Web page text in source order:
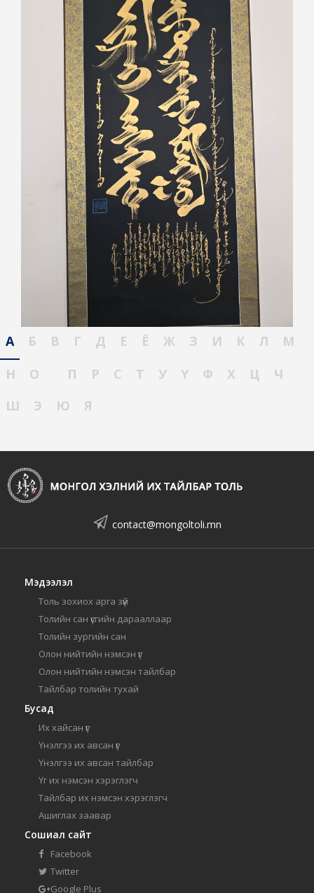
А Б В Г Д Е Ё Ж З И К Л
М
Н
О П Р С Т У Ү Ф Х Ц
Ч
Ш
Э Ю Я
contact@mongoltoli.mn
Мэдээлэл
Толь зохиох арга зүй
Толийн сан үсгийн дарааллаар
Толийн зургийн сан
Олон нийтийн нэмсэн үг
Олон нийтийн нэмсэн тайлбар
Тайлбар толийн тухай
Бусад
Их хайсан үг
Үнэлгээ их авсан үг
Үнэлгээ их авсан тайлбар
Үг их нэмсэн хэрэглэгч
Тайлбар их нэмсэн хэрэглэгч
Ашиглах заавар
Сошиал сайт
Facebook
Twitter
Google Plus